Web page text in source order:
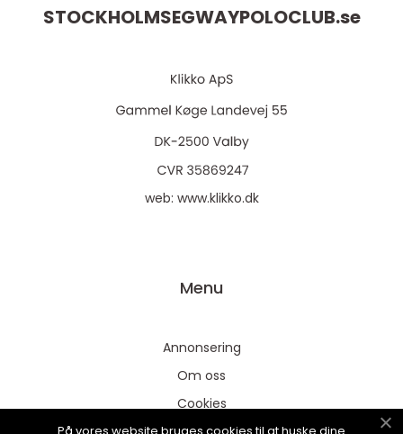
STOCKHOLMSEGWAYPOLOCLUB.se
web: www.klikko.dk
Menu
Annonsering
Om oss
Cookies